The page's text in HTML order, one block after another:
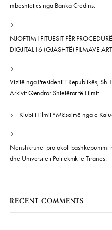
mbështetjes nga Banka Credins.
NJOFTIM I FITUESIT PËR
DIGJITAL I 6 (GJASHTË) FILMAVE
Vizitë nga Presidenti i Republikës,
Arkivit Qendror Shtetëror të Filmit
Klubi i Filmit “Mësojmë nga e
Nënshkruhet protokoll bashkëpunimi
dhe Universiteti Politeknik të Tiranës.
RECENT COMMENTS